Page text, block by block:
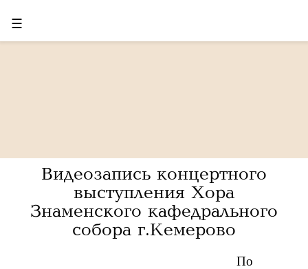
☰
Видеозапись концертного
выступления Хора
Знаменского кафедрального
собора г.Кемерово
По